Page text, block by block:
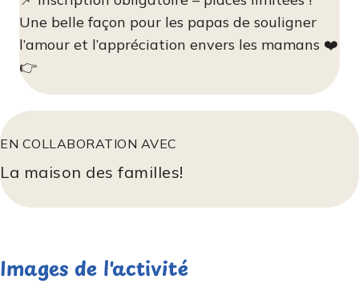
Une belle façon pour les papas de souligner
l’amour et l’appréciation envers les mamans ❤️
👉
EN COLLABORATION AVEC
La maison des familles!
Images de l'activité